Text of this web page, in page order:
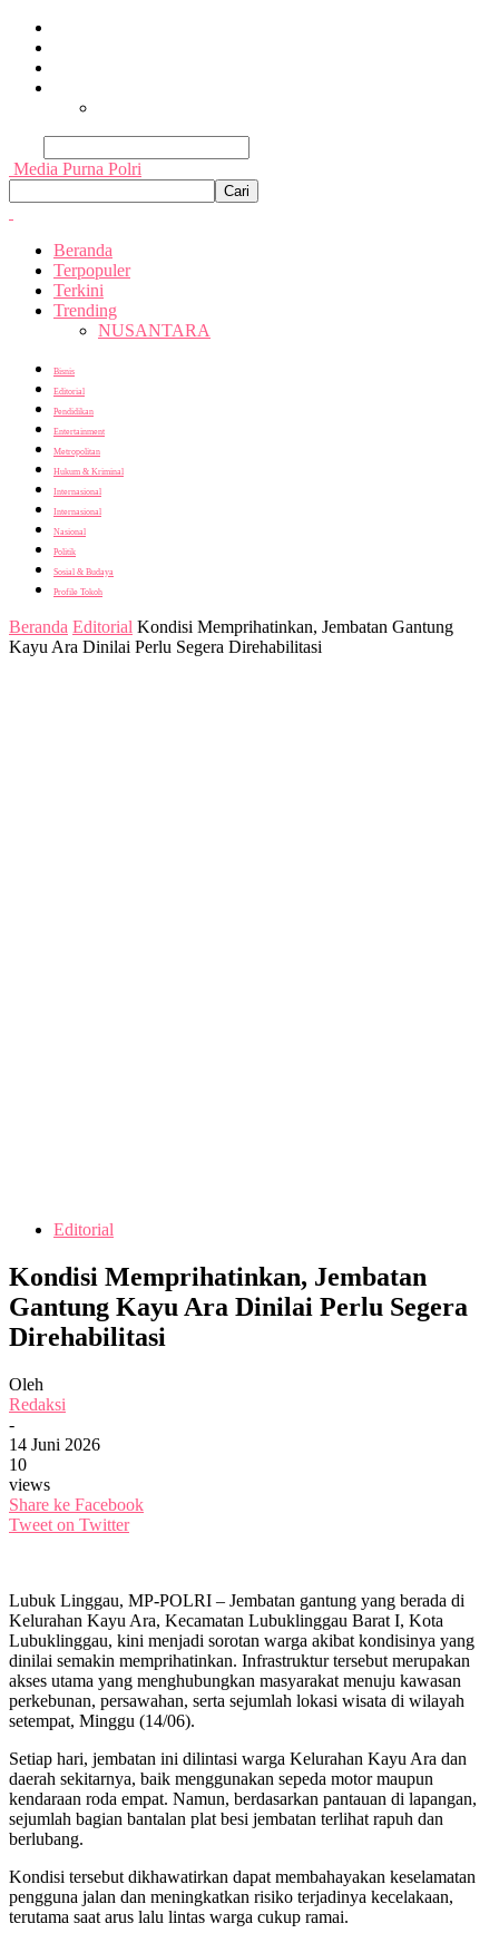
Media Purna Polri
Beranda
Terpopuler
Terkini
Trending
NUSANTARA
Bisnis
Editorial
Pendidikan
Entertainment
Metropolitan
Hukum & Kriminal
Internasional
Internasional
Nasional
Politik
Sosial & Budaya
Profile Tokoh
Beranda Editorial Kondisi Memprihatinkan, Jembatan Gantung
Kayu Ara Dinilai Perlu Segera Direhabilitasi
Editorial
Kondisi Memprihatinkan, Jembatan
Gantung Kayu Ara Dinilai Perlu Segera
Direhabilitasi
Oleh
Redaksi
-
14 Juni 2026
10
views
Share ke Facebook
Tweet on Twitter
Lubuk Linggau, MP-POLRI – Jembatan gantung yang berada di
Kelurahan Kayu Ara, Kecamatan Lubuklinggau Barat I, Kota
Lubuklinggau, kini menjadi sorotan warga akibat kondisinya yang
dinilai semakin memprihatinkan. Infrastruktur tersebut merupakan
akses utama yang menghubungkan masyarakat menuju kawasan
perkebunan, persawahan, serta sejumlah lokasi wisata di wilayah
setempat, Minggu (14/06).
Setiap hari, jembatan ini dilintasi warga Kelurahan Kayu Ara dan
daerah sekitarnya, baik menggunakan sepeda motor maupun
kendaraan roda empat. Namun, berdasarkan pantauan di lapangan,
sejumlah bagian bantalan plat besi jembatan terlihat rapuh dan
berlubang.
Kondisi tersebut dikhawatirkan dapat membahayakan keselamatan
pengguna jalan dan meningkatkan risiko terjadinya kecelakaan,
terutama saat arus lalu lintas warga cukup ramai.